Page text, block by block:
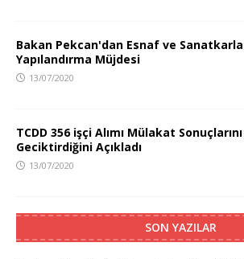
Bakan Pekcan'dan Esnaf ve
Yapılandırma Müjdesi
13/07/2020
TCDD 356 işçi Alımı Mülakat
Geciktirdiğini Açıkladı
13/07/2020
SON YAZILAR